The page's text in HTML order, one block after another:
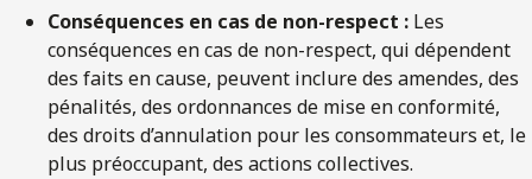
Conséquences en cas de non-respect : Les
conséquences en cas de non-respect, qui dépendent
des faits en cause, peuvent inclure des amendes, des
pénalités, des ordonnances de mise en conformité,
des droits d’annulation pour les consommateurs et, le
plus préoccupant, des actions collectives.